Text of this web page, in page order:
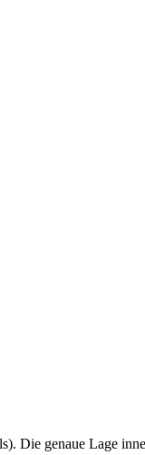
Die genaue Lage